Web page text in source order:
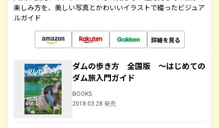
楽しみ方を、美しい写真とかわいいイラストで綴ったビジュア
ルガイド
詳細を見る
ダムの歩き方 全国版 ～はじめての
ダム旅入門ガイド
BOOKS
2018.03.28 発売